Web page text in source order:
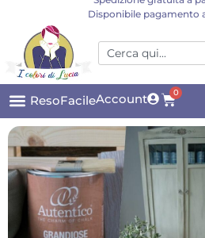
Disponibile pagamento
ResoFacileAccount 0